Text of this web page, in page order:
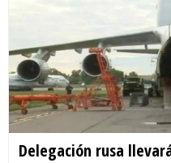
Delegación rusa